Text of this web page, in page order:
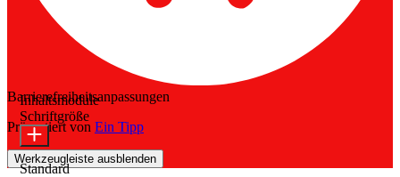
Barrierefreiheitsanpassungen
Präsentiert von Ein Tipp
Werkzeugleiste ausblenden
Inhaltsmodule
Schriftgröße
Standard